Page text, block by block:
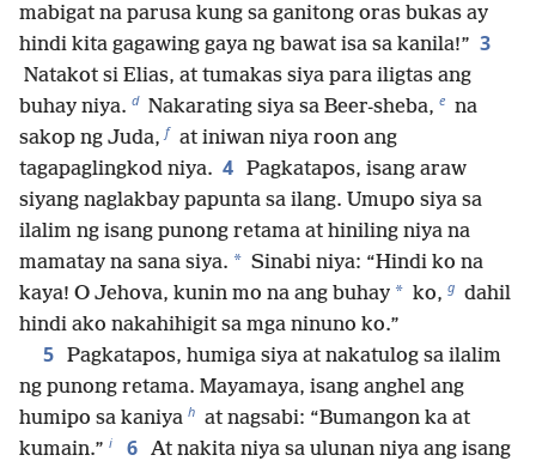
mabigat na parusa kung sa ganitong oras bukas ay
hindi kita gagawing gaya ng bawat isa sa kanila!” 3
Natakot si Elias, at tumakas siya para iligtas ang
buhay niya. d Nakarating siya sa Beer-sheba, e na
sakop ng Juda, f at iniwan niya roon ang
tagapaglingkod niya. 4 Pagkatapos, isang araw
siyang naglakbay papunta sa ilang. Umupo siya sa
ilalim ng isang punong retama at hiniling niya na
mamatay na sana siya. * Sinabi niya: “Hindi ko na
kaya! O Jehova, kunin mo na ang buhay * ko, g dahil
hindi ako nakahihigit sa mga ninuno ko.”
5 Pagkatapos, humiga siya at nakatulog sa ilalim
ng punong retama. Mayamaya, isang anghel ang
humipo sa kaniya h at nagsabi: “Bumangon ka at
kumain.” i 6 At nakita niya sa ulunan niya ang isang